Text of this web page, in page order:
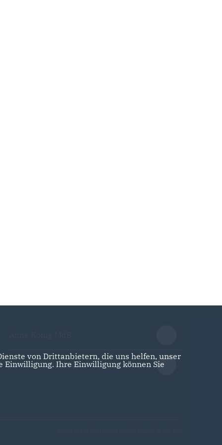
Hendrik Wüst MdL
von Drittanbietern, die uns helfen, unser
Einwilligung. Ihre Einwilligung können Sie